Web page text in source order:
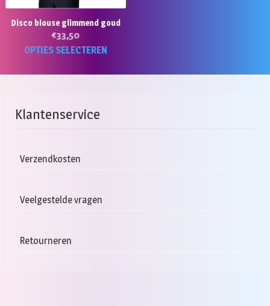
Disco blouse glimmend goud
€33,50
OPTIES SELECTEREN
Klantenservice
Verzendkosten
Veelgestelde vragen
Retourneren